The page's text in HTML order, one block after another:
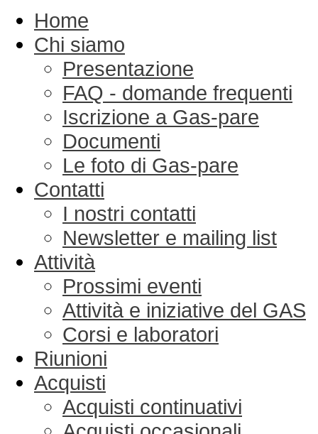
Home
Chi siamo
Presentazione
FAQ - domande frequenti
Iscrizione a Gas-pare
Documenti
Le foto di Gas-pare
Contatti
I nostri contatti
Newsletter e mailing list
Attività
Prossimi eventi
Attività e iniziative del GAS
Corsi e laboratori
Riunioni
Acquisti
Acquisti continuativi